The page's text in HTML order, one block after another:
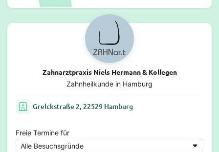
Zahnarztpraxis Niels Hermann & Kollegen
Zahnheilkunde in Hamburg
Grelckstraße 2, 22529 Hamburg
Freie Termine für